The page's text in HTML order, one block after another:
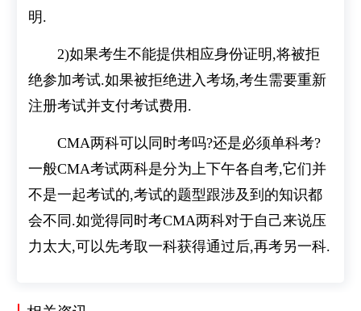
明.
2)如果考生不能提供相应身份证明,将被拒
绝参加考试.如果被拒绝进入考场,考生需要重新
注册考试并支付考试费用.
CMA两科可以同时考吗?还是必须单科考?
一般CMA考试两科是分为上下午各自考,它们并
不是一起考试的,考试的题型跟涉及到的知识都
会不同.如觉得同时考CMA两科对于自己来说压
力太大,可以先考取一科获得通过后,再考另一科.